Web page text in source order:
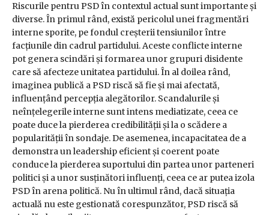
Riscurile pentru PSD în contextul actual sunt importante și
diverse. În primul rând, există pericolul unei fragmentări
interne sporite, pe fondul creșterii tensiunilor între
facțiunile din cadrul partidului. Aceste conflicte interne
pot genera scindări și formarea unor grupuri disidente
care să afecteze unitatea partidului. În al doilea rând,
imaginea publică a PSD riscă să fie și mai afectată,
influențând percepția alegătorilor. Scandalurile și
neînțelegerile interne sunt intens mediatizate, ceea ce
poate duce la pierderea credibilității și la o scădere a
popularității în sondaje. De asemenea, incapacitatea de a
demonstra un leadership eficient și coerent poate
conduce la pierderea suportului din partea unor parteneri
politici și a unor susținători influenți, ceea ce ar putea izola
PSD în arena politică. Nu în ultimul rând, dacă situația
actuală nu este gestionată corespunzător, PSD riscă să